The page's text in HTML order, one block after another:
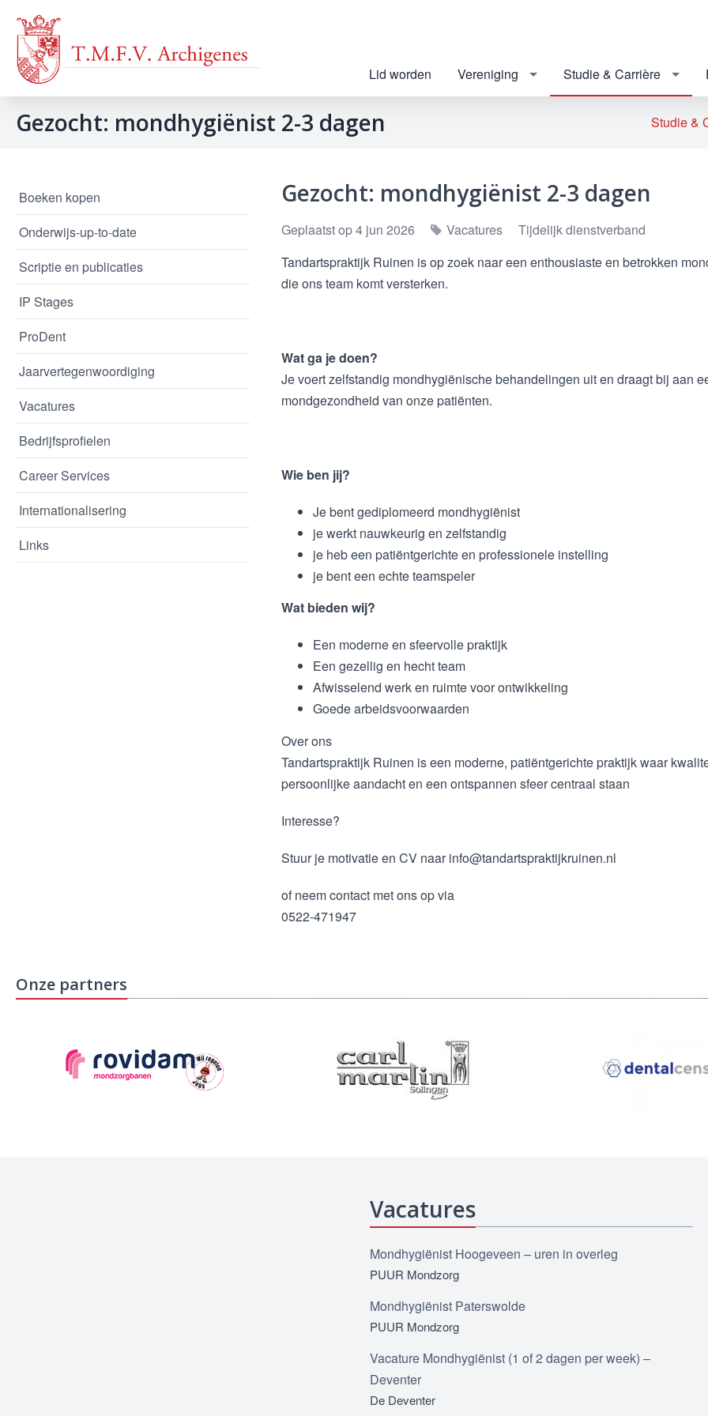
Lid worden Vereniging Studie & Carrière
Studie &
Gezocht: mondhygiënist 2-3 dagen
Boeken kopen
Onderwijs-up-to-date
Scriptie en publicaties
IP Stages
ProDent
Jaarvertegenwoordiging
Vacatures
Bedrijfsprofielen
Career Services
Internationalisering
Links
Gezocht: mondhygiënist 2-3 dagen
Geplaatst op 4 jun 2026 Vacatures
Tijdelijk dienstverband
Tandartspraktijk Ruinen is op zoek naar een enthousiaste en betrokken
die ons team komt versterken.
Wat ga je doen?
Je voert zelfstandig mondhygiënische behandelingen uit en draagt bij aan
mondgezondheid van onze patiënten.
Wie ben jij?
Je bent gediplomeerd mondhygiënist
je werkt nauwkeurig en zelfstandig
je heb een patiëntgerichte en professionele instelling
je bent een echte teamspeler
Wat bieden wij?
Een moderne en sfeervolle praktijk
Een gezellig en hecht team
Afwisselend werk en ruimte voor ontwikkeling
Goede arbeidsvoorwaarden
Over ons
Tandartspraktijk Ruinen is een moderne, patiëntgerichte praktijk waar
persoonlijke aandacht en een ontspannen sfeer centraal staan
Interesse?
Stuur je motivatie en CV naar info@tandartspraktijkruinen.nl
of neem contact met ons op via
0522-471947
Onze partners
Vacatures
Mondhygiënist Hoogeveen – uren in overleg
PUUR Mondzorg
Mondhygiënist Paterswolde
PUUR Mondzorg
Vacature Mondhygiënist (1 of 2 dagen per week) –
Deventer
De Deventer